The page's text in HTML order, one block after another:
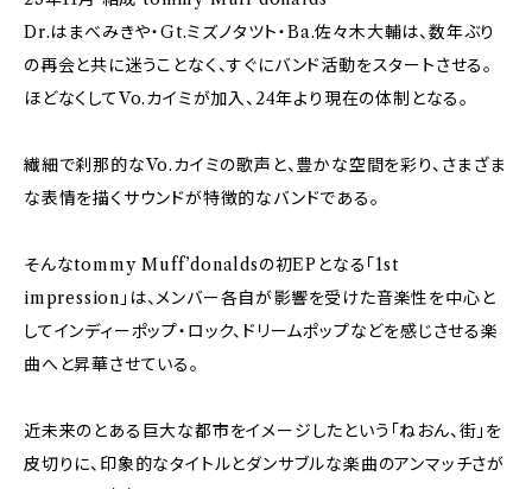
Dr.はまべみきや・Gt.ミズノタツト・Ba.佐々木大輔は、数年ぶり
の再会と共に迷うことなく、すぐにバンド活動をスタートさせる。
ほどなくしてVo.カイミが加入、24年より現在の体制となる。
繊細で刹那的なVo.カイミの歌声と、豊かな空間を彩り、さまざま
な表情を描くサウンドが特徴的なバンドである。
そんなtommy Muff’donaldsの初EPとなる「1st
impression」は、メンバー各自が影響を受けた音楽性を中心と
してインディーポップ・ロック、ドリームポップなどを感じさせる楽
曲へと昇華させている。
近未来のとある巨大な都市をイメージしたという「ねおん、街」を
皮切りに、印象的なタイトルとダンサブルな楽曲のアンマッチさが